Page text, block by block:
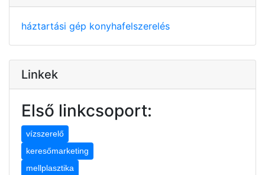
háztartási gép konyhafelszerelés
Linkek
Első linkcsoport:
vízszerelő
keresőmarketing
mellplasztika